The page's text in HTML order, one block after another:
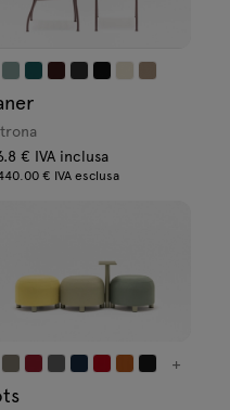
€ IVA inclusa
€ IVA esclusa
+